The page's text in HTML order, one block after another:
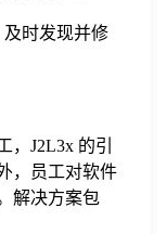
时发现并修
，J2L3x 的引
，员工对软件
解决方案包